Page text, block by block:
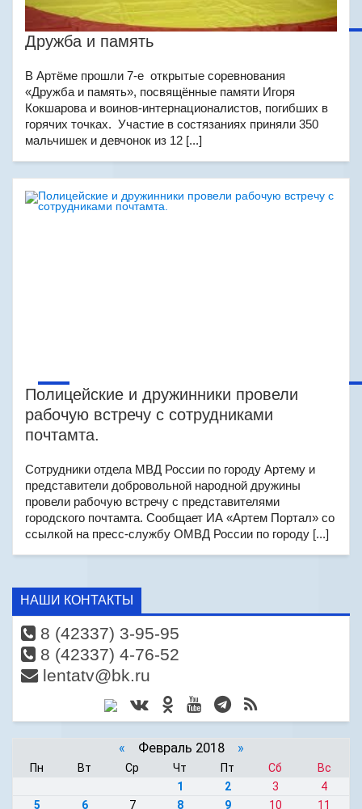
Дружба и память
В Артёме прошли 7-е открытые соревнования
«Дружба и память», посвящённые памяти Игоря
Кокшарова и воинов-интернационалистов, погибших в
горячих точках. Участие в состязаниях приняли 350
мальчишек и девчонок из 12 [...]
Полицейские и дружинники провели
рабочую встречу с сотрудниками
почтамта.
Сотрудники отдела МВД России по городу Артему и
представители добровольной народной дружины
провели рабочую встречу с представителями
городского почтамта. Сообщает ИА «Артем Портал» со
ссылкой на пресс-службу ОМВД России по городу [...]
НАШИ КОНТАКТЫ
8 (42337) 3-95-95
8 (42337) 4-76-52
lentatv@bk.ru
« Февраль 2018 »
Пн Вт Ср Чт Пт Сб
Вс
1
2 3
4
5
6 7 8 9 10
11